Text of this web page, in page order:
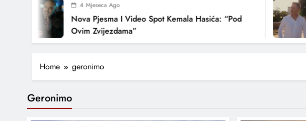
DJEČIJI HOR SUNCOKRETI KROZ
4 Mjeseca Ago
Nova Pjesma I Video Spot Kemala Hasića: “Pod
Ovim Zvijezdama”
Home geronimo
Geronimo